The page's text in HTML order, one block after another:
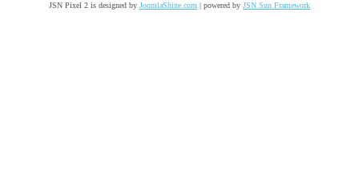
JSN Pixel 2 is designed by JoomlaShine.com | powered by JSN Sun Framework